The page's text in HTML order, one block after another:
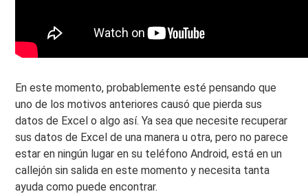
En este momento, probablemente esté pensando que
uno de los motivos anteriores causó que pierda sus
datos de Excel o algo así. Ya sea que necesite recuperar
sus datos de Excel de una manera u otra, pero no parece
estar en ningún lugar en su teléfono Android, está en un
callejón sin salida en este momento y necesita tanta
ayuda como puede encontrar.